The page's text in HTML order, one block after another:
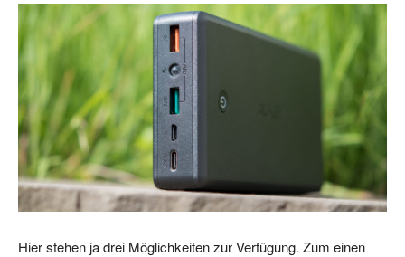
Hier stehen ja drei Möglichkeiten zur Verfügung. Zum einen